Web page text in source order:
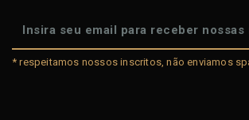
* respeitamos nossos inscritos, não enviamos